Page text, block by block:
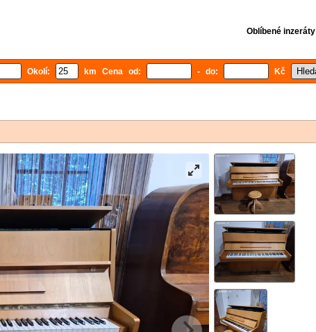
Oblíbené inzeráty
Okolí: km Cena od: - do: Kč